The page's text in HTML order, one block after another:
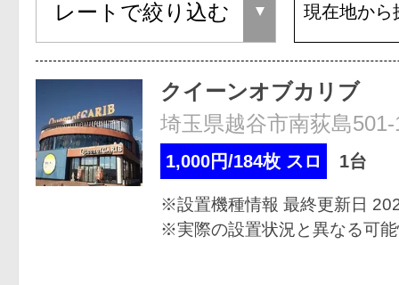
現在地から
クイーンオブカリブ
埼玉県越谷市南荻島501-
1,000円/184枚 スロ 1台
※設置機種情報 最終更新日
※実際の設置状況と異なる可